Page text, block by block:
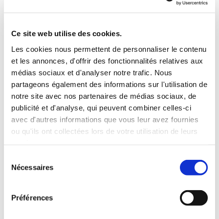
Ce site web utilise des cookies.
Les cookies nous permettent de personnaliser le contenu
et les annonces, d'offrir des fonctionnalités relatives aux
médias sociaux et d'analyser notre trafic. Nous
partageons également des informations sur l'utilisation de
notre site avec nos partenaires de médias sociaux, de
publicité et d'analyse, qui peuvent combiner celles-ci
avec d'autres informations que vous leur avez fournies
ou qu'ils ont collectées lors de votre utilisation de leurs
Nécessaires
Préférences
labore et dolore magna aliqua. Ut enim ad minim
aliquip ex ea commodo consequat. Duis aute irure
dolor in reprehenderit in voluptate velit esse cillum
dolore eu fugiat nulla pariatur. Excepteur sint occaecat
cupi datat non proident, sunt in culpa qui officia
deserunt, eaque ipsa quae ab illo.
Example label
Subtext
Subtext
Subtext